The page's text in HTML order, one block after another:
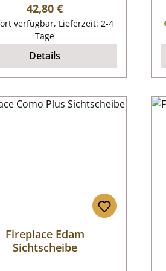
Regulärer Preis:
42,80 €
verfügbar, Lieferzeit: 2-4
Tage
Details
Fireplace Edam
Sichtscheibe